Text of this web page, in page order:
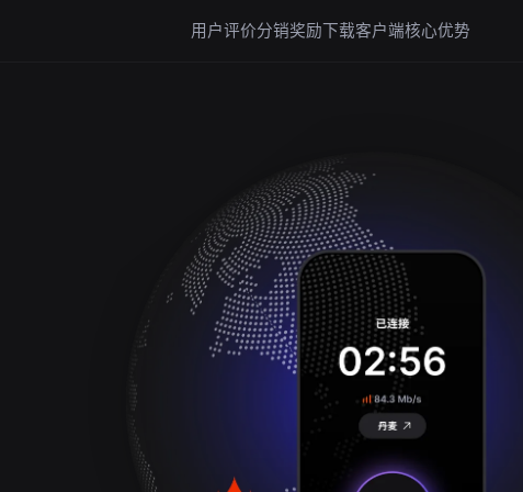
用户评价分销奖励下载客户端核心优势